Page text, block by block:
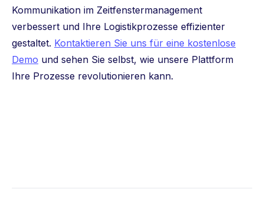
Kommunikation im Zeitfenstermanagement
verbessert und Ihre Logistikprozesse effizienter
gestaltet. Kontaktieren Sie uns für eine kostenlose
Demo und sehen Sie selbst, wie unsere Plattform
Ihre Prozesse revolutionieren kann.